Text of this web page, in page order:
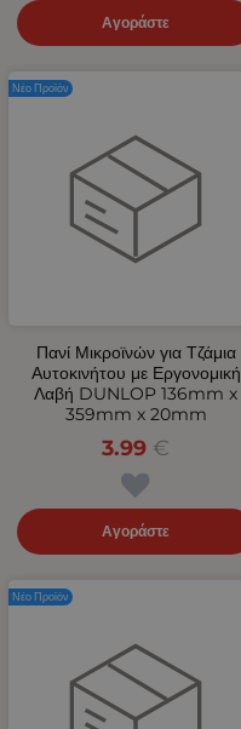
Αγοράστε
Πανί Μικροϊνών για Τζάμια
Αυτοκινήτου με Εργονομική
Λαβή DUNLOP 136mm x
359mm x 20mm
3.99 €
Αγοράστε
Νέο Προϊόν
Νέο Προϊόν